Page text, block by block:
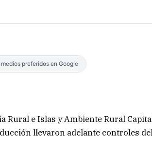
preferidos en Google
Rural e Islas y Ambiente Rural
llevaron adelante controles